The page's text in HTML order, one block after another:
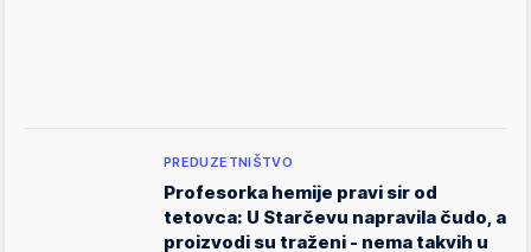
PREDUZETNIŠTVO
Profesorka hemije pravi sir od
tetovca: U Starčevu napravila čudo, a
proizvodi su traženi - nema takvih u